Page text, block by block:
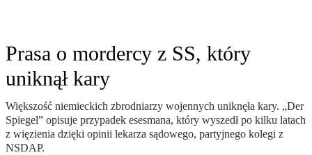
Prasa o mordercy z SS, który
uniknął kary
Większość niemieckich zbrodniarzy wojennych uniknęła kary. „Der
Spiegel” opisuje przypadek esesmana, który wyszedł po kilku latach
z więzienia dzięki opinii lekarza sądowego, partyjnego kolegi z
NSDAP.